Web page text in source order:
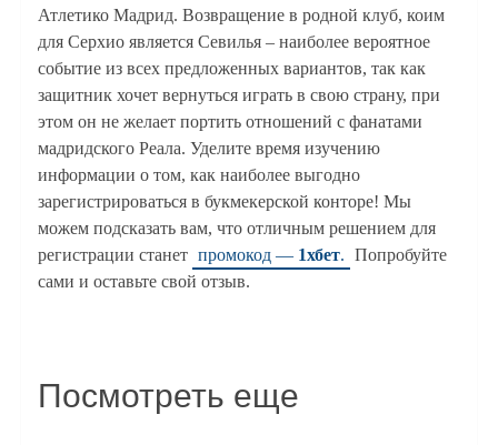
Атлетико Мадрид. Возвращение в родной клуб, коим
для Серхио является Севилья – наиболее вероятное
событие из всех предложенных вариантов, так как
защитник хочет вернуться играть в свою страну, при
этом он не желает портить отношений с фанатами
мадридского Реала. Уделите время изучению
информации о том, как наиболее выгодно
зарегистрироваться в букмекерской конторе! Мы
можем подсказать вам, что отличным решением для
регистрации станет промокод — 1хбет. Попробуйте
сами и оставьте свой отзыв.
Посмотреть еще